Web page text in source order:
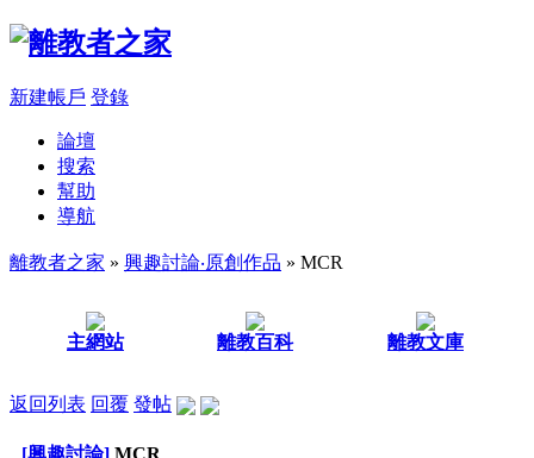
新建帳戶 登錄
論壇
搜索
幫助
導航
離教者之家 » 興趣討論‧原創作品 » MCR
主網站 離教百科 離教文庫
返回列表 回覆 發帖
[興趣討論] MCR